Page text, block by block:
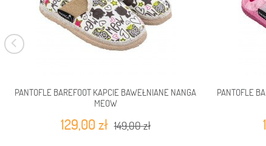
PANTOFLE BAREFOOT KAPCIE BAWEŁNIANE NANGA
MEOW
129,00 zł 149,00 zł
PANTOFLE